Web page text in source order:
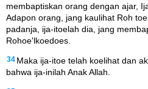
membaptiskan orang dengan ajar,
Adapon orang, jang kaulihat Roh
padanja, ija-itoelah dia, jang
Rohoe'lkoedoes.
34 Maka ija-itoe telah koelihat dan
bahwa ija-inilah Anak Allah.